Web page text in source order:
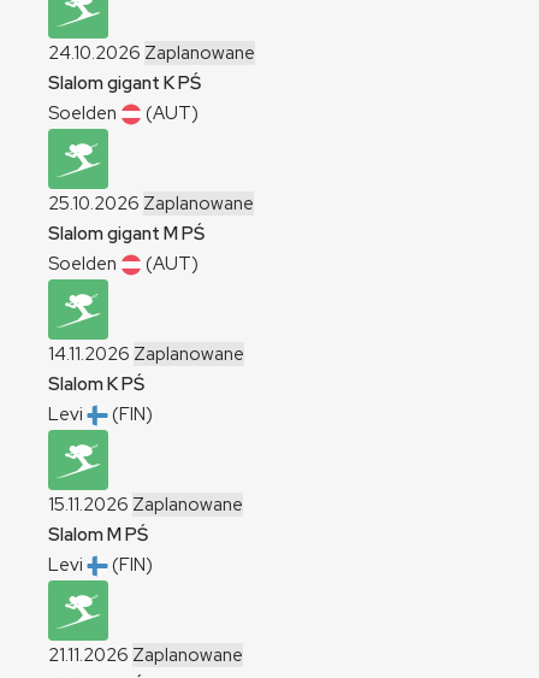
24.10.2026 Zaplanowane
Slalom gigant KPŚ
Soelden
(AUT)
25.10.2026 Zaplanowane
Slalom gigant MPŚ
Soelden
(AUT)
14.11.2026 Zaplanowane
SlalomKPŚ
Levi
(FIN)
15.11.2026 Zaplanowane
SlalomMPŚ
Levi
(FIN)
21.11.2026 Zaplanowane